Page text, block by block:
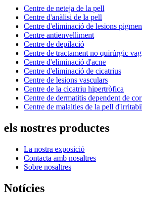
Centre de neteja de la pell
Centre d'anàlisi de la pell
Centre d'eliminació de lesions
Centre antienvelliment
Centre de depilació
Centre de tractament no quirúrgic
Centre d'eliminació d'acne
Centre d'eliminació de cicatrius
Centre de lesions vasculars
Centre de la cicatriu hipertròfica
Centre de dermatitis dependent de
Centre de malalties de la pell
els nostres productes
La nostra exposició
Contacta amb nosaltres
Sobre nosaltres
Notícies